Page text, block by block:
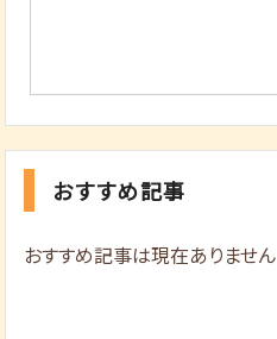
おすすめ記事
おすすめ記事は現在ありません